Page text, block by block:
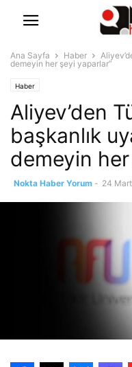
Ana Sayfa Haber
demeyin her şeyi yaparlar”
Haber
Aliyev’den
başkanlık
demeyin
Nokta Haber Yorum - 24